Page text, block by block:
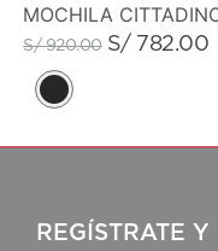
MOCHILA
S/ 920.00 S/ 782.00
REGÍSTRATE